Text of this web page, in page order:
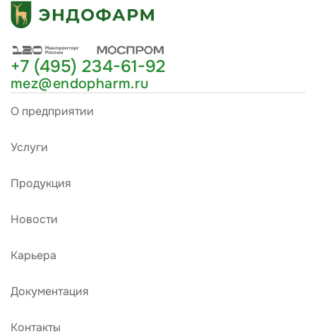
+7 (495) 234-61-92
mez@endopharm.ru
О предприятии
Услуги
Продукция
Новости
Карьера
Документация
Контакты